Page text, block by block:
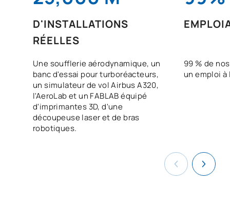
D'INSTALLATIONS
RÉELLES
Une soufflerie aérodynamique, un
banc d'essai pour turboréacteurs,
un simulateur de vol Airbus A320,
l'AeroLab et un FABLAB équipé
d'imprimantes 3D, d'une
découpeuse laser et de bras
robotiques.
99 % de
un emploi